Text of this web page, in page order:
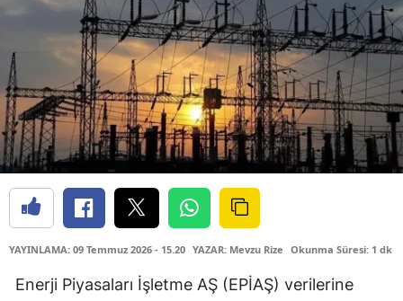
YAYINLAMA: 09 Temmuz 2026 - 15.20 YAZAR: Mevzu Rize Okunma Süresi: 1 dk
Enerji Piyasaları İşletme AŞ (EPİAŞ) verilerine